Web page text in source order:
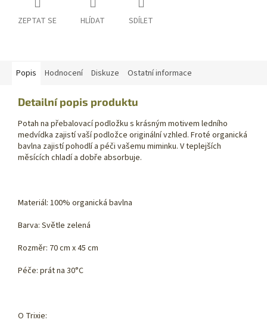
ZEPTAT SE HLÍDAT SDÍLET
Popis Hodnocení Diskuze Ostatní informace
Detailní popis produktu
Potah na přebalovací podložku s krásným motivem ledního
medvídka zajistí vaší podložce originální vzhled. Froté organická
bavlna zajistí pohodlí a péči vašemu miminku. V teplejších
měsících chladí a dobře absorbuje.
Materiál: 100% organická bavlna
Barva: Světle zelená
Rozměr: 70 cm x 45 cm
Péče: prát na 30°C
O Trixie: